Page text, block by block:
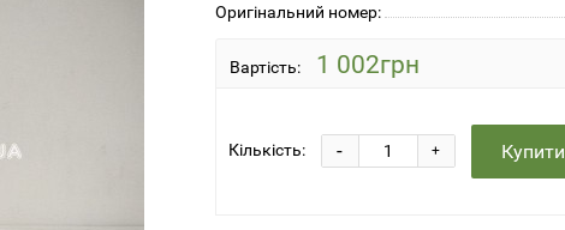
Оригінальний номер:
Вартість: 1 002грн
Кількість: +
- Купити